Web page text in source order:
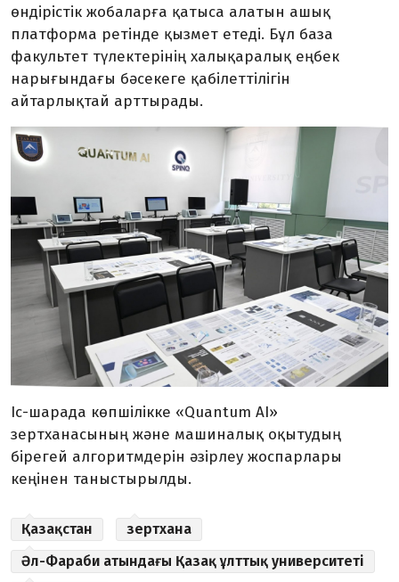
өндірістік жобаларға қатыса алатын ашық
платформа ретінде қызмет етеді. Бұл база
факультет түлектерінің халықаралық еңбек
нарығындағы бәсекеге қабілеттілігін
айтарлықтай арттырады.
Іс-шарада көпшілікке «Quantum AI»
зертханасының және машиналық оқытудың
бірегей алгоритмдерін әзірлеу жоспарлары
кеңінен таныстырылды.
Қазақстан
зертхана
Әл-Фараби атындағы Қазақ ұлттық университеті